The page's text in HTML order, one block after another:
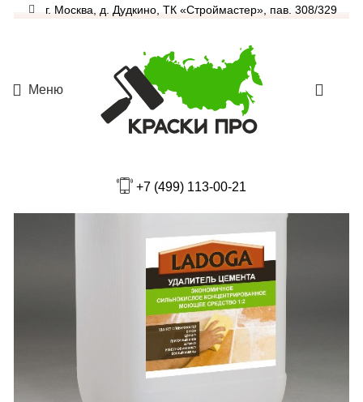
г. Москва, д. Дудкино, ТК «Строймастер», пав. 308/329
Меню
+7 (499) 113-00-21